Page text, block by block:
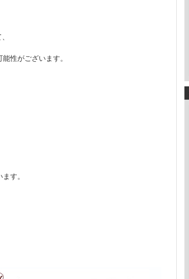
性がございます。
す。